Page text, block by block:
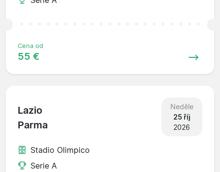
Cena od
55 €
Lazio
Parma
Neděle
25 říj
2026
Stadio Olimpico
Serie A